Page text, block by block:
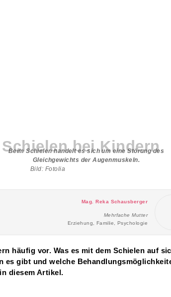
bei Kindern
Beim Schielen handelt es sich um eine Störung des
Gleichgewichts der Augenmuskeln.
Bild: Fotolia
Mag. Reka Schausberger
Mehrfache Mutter
Erziehung, Familie, Psychologie
häufig vor. Was es mit dem Schielen auf
es gibt und welche
diesem Artikel.